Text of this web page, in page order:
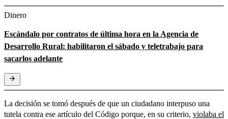
Dinero
Escándalo por contratos de última hora en la Agencia de
Desarrollo Rural: habilitaron el sábado y teletrabajo para
sacarlos adelante
La decisión se tomó después de que un ciudadano interpuso una
tutela contra ese artículo del Código porque, en su criterio, violaba el